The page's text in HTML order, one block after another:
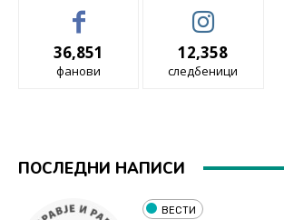
36,851
фанови
12,358
следбеници
ПОСЛЕДНИ НАПИСИ
ВЕСТИ